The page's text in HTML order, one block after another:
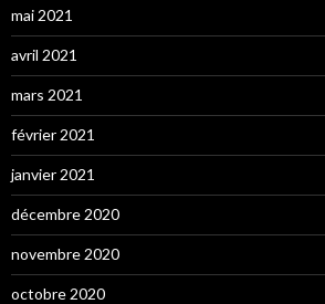
mai 2021
avril 2021
mars 2021
février 2021
janvier 2021
décembre 2020
novembre 2020
octobre 2020